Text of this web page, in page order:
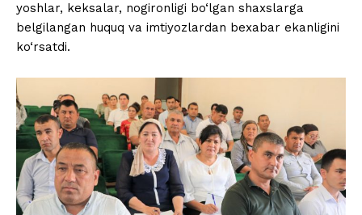
yoshlar, keksalar, nogironligi bo‘lgan shaxslarga
belgilangan huquq va imtiyozlardan bexabar ekanligini
ko‘rsatdi.